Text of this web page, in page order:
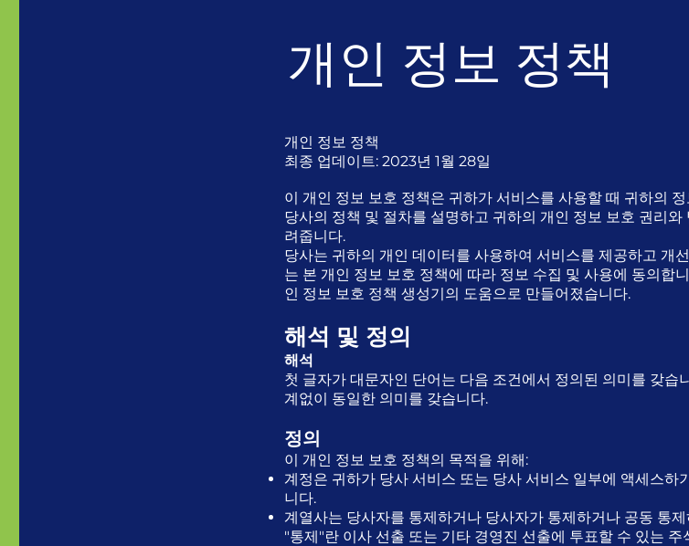
개인 정보 정책
개인 정보 정책
최종 업데이트: 2023년 1월 28일
이 개인 정보 보호 정책은 귀하가 서비스를 사용할 때 귀하의
당사의 정책 및 절차를 설명하고 귀하의 개인 정보 보호 권리
려줍니다.
당사는 귀하의 개인 데이터를 사용하여 서비스를 제공하고 개
는 본 개인 정보 보호 정책에 따라 정보 수집 및 사용에 동의합
인 정보 보호 정책 생성기의 도움으로 만들어졌습니다.
해석 및 정의
해석
첫 글자가 대문자인 단어는 다음 조건에서 정의된 의미를 갖습
계없이 동일한 의미를 갖습니다.
정의
이 개인 정보 보호 정책의 목적을 위해:
계정은 귀하가 당사 서비스 또는 당사 서비스 일부에 액세스하
니다.
계열사는 당사자를 통제하거나 당사자가 통제하거나 공동 통
"통제"란 이사 선출 또는 기타 경영진 선출에 투표할 수 있는